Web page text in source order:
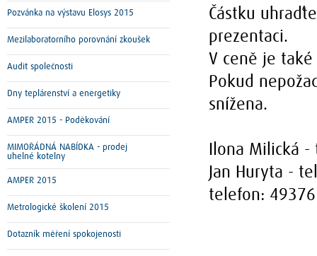
Částku
prezentaci.
V ceně je
Pokud
snížena.
Ilona Milická
Jan Huryta -
telefon:
Pozvánka na výstavu Elosys 2015
Mezilaboratorního porovnání zkoušek
Audit společnosti
Dny teplárenství a energetiky
AMPER 2015 - Poděkování
MIMOŘÁDNÁ NABÍDKA - prodej
uhelné kotelny
AMPER 2015
Metrologické školení 2015
Dotazník měření spokojenosti